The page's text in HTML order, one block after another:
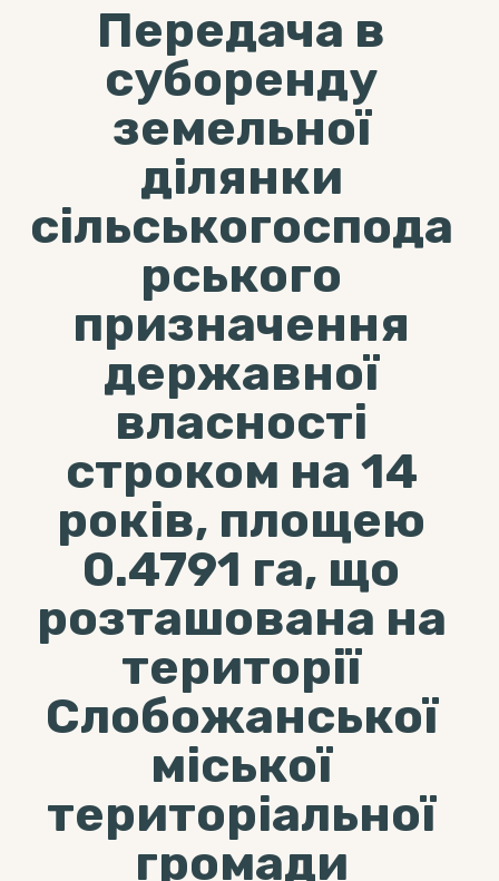
Передача в
суборенду
земельної
ділянки
сільськогоспода
рського
призначення
державної
власності
строком на 14
років, площею
0.4791 га, що
розташована на
території
Слобожанської
міської
територіальної
громади